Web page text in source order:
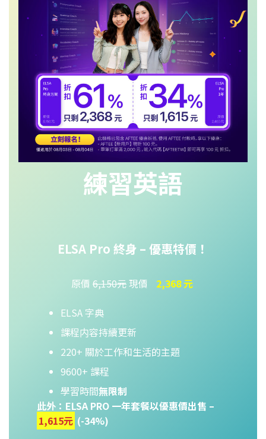
練習英語
ELSA Pro 終身 – 優惠特價！
原價6,150元現價 2,368 元
ELSA 字典
課程内容持續更新
220+ 關於工作和生活的主題
9600+ 課程
學習時間無限制
此外：ELSA PRO 一年套餐以優惠價出售 –
1,615元 (-34%)